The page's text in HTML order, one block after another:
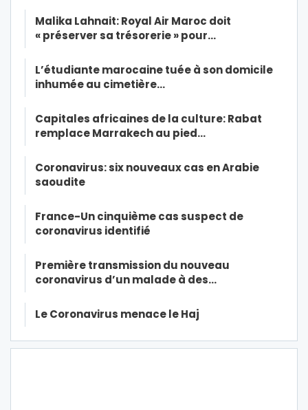
Malika Lahnait: Royal Air Maroc doit
« préserver sa trésorerie » pour…
L’étudiante marocaine tuée à son domicile
inhumée au cimetière…
Capitales africaines de la culture: Rabat
remplace Marrakech au pied…
Coronavirus: six nouveaux cas en Arabie
saoudite
France-Un cinquième cas suspect de
coronavirus identifié
Première transmission du nouveau
coronavirus d’un malade à des…
Le Coronavirus menace le Haj